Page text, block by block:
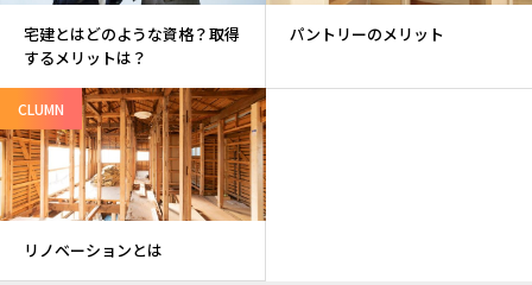
宅建とはどのような資格？取得
するメリットは？
パントリーのメリット
CLUMN
リノベーションとは